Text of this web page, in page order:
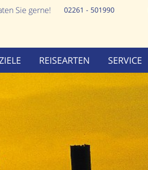
02261 - 501990
Sie gerne!
REISEARTEN SERVICE